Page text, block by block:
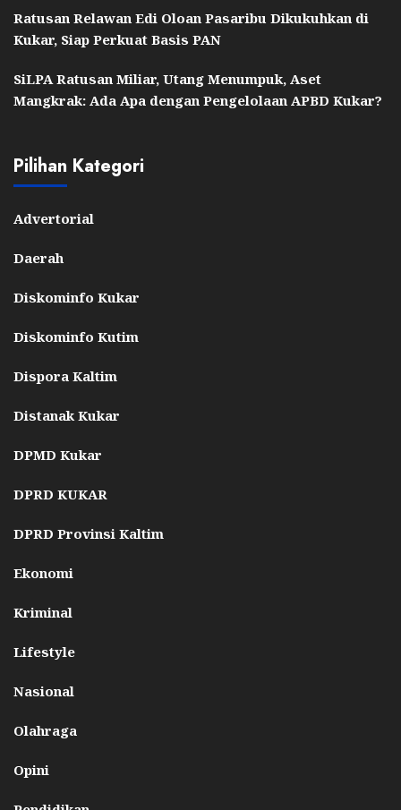
Ratusan Relawan Edi Oloan Pasaribu Dikukuhkan di
Kukar, Siap Perkuat Basis PAN
SiLPA Ratusan Miliar, Utang Menumpuk, Aset
Mangkrak: Ada Apa dengan Pengelolaan APBD Kukar?
Pilihan Kategori
Advertorial
Daerah
Diskominfo Kukar
Diskominfo Kutim
Dispora Kaltim
Distanak Kukar
DPMD Kukar
DPRD KUKAR
DPRD Provinsi Kaltim
Ekonomi
Kriminal
Lifestyle
Nasional
Olahraga
Opini